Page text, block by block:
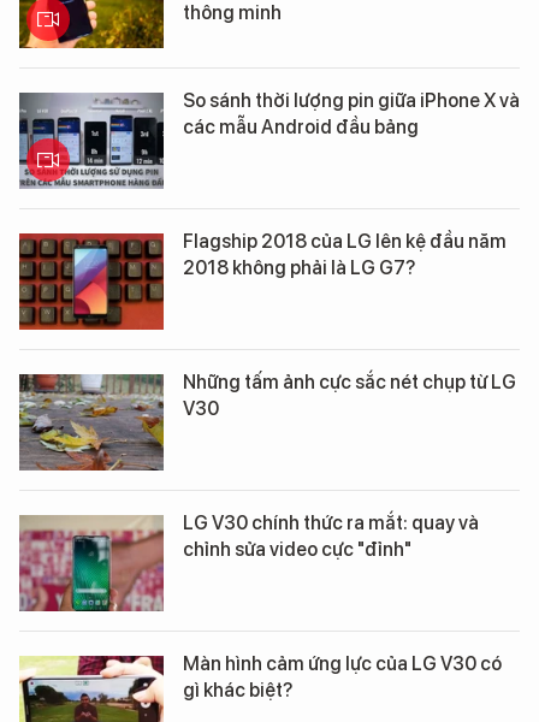
thông minh
So sánh thời lượng pin giữa iPhone X và
các mẫu Android đầu bảng
Flagship 2018 của LG lên kệ đầu năm
2018 không phải là LG G7?
Những tấm ảnh cực sắc nét chụp từ LG
V30
LG V30 chính thức ra mắt: quay và
chỉnh sửa video cực "đỉnh"
Màn hình cảm ứng lực của LG V30 có
gì khác biệt?